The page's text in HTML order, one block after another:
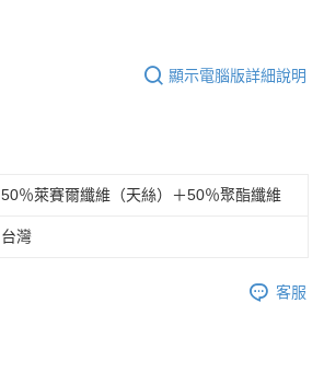
顯示電腦版詳細說明
50％萊賽爾纖維（天絲）＋50％聚酯纖維
台灣
客服